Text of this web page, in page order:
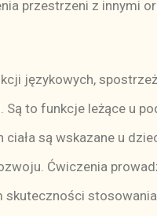
przestrzeni z innymi
językowych,
to funkcje leżące u
są wskazane u
Ćwiczenia
skuteczności